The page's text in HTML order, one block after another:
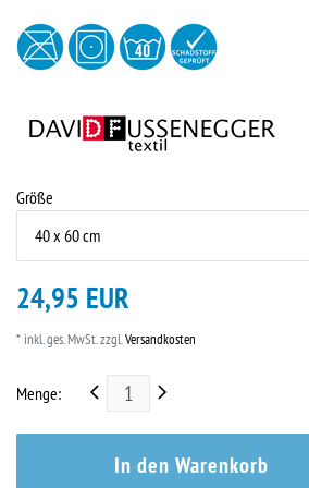
Größe
24,95 EUR
* inkl. ges. MwSt. zzgl.Versandkosten
Menge:
In den Warenkorb